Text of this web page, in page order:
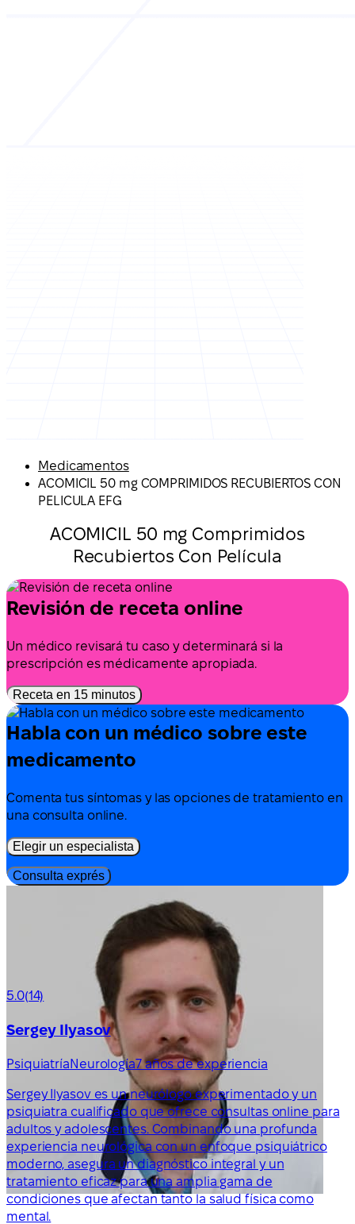
Medicamentos
ACOMICIL 50 mg COMPRIMIDOS RECUBIERTOS CON
PELICULA EFG
ACOMICIL 50 mg Comprimidos
Recubiertos Con Película
Revisión de receta online
Un médico revisará tu caso y determinará si la
prescripción es médicamente apropiada.
Receta en 15 minutos
Habla con un médico sobre este
medicamento
Comenta tus síntomas y las opciones de tratamiento en
una consulta online.
Elegir un especialista
Consulta exprés
5.0(14)
Sergey Ilyasov
PsiquiatríaNeurología7 años de experiencia
Sergey Ilyasov es un neurólogo experimentado y un
psiquiatra cualificado que ofrece consultas online para
adultos y adolescentes. Combinando una profunda
experiencia neurológica con un enfoque psiquiátrico
moderno, asegura un diagnóstico integral y un
tratamiento eficaz para una amplia gama de
condiciones que afectan tanto la salud física como
mental.